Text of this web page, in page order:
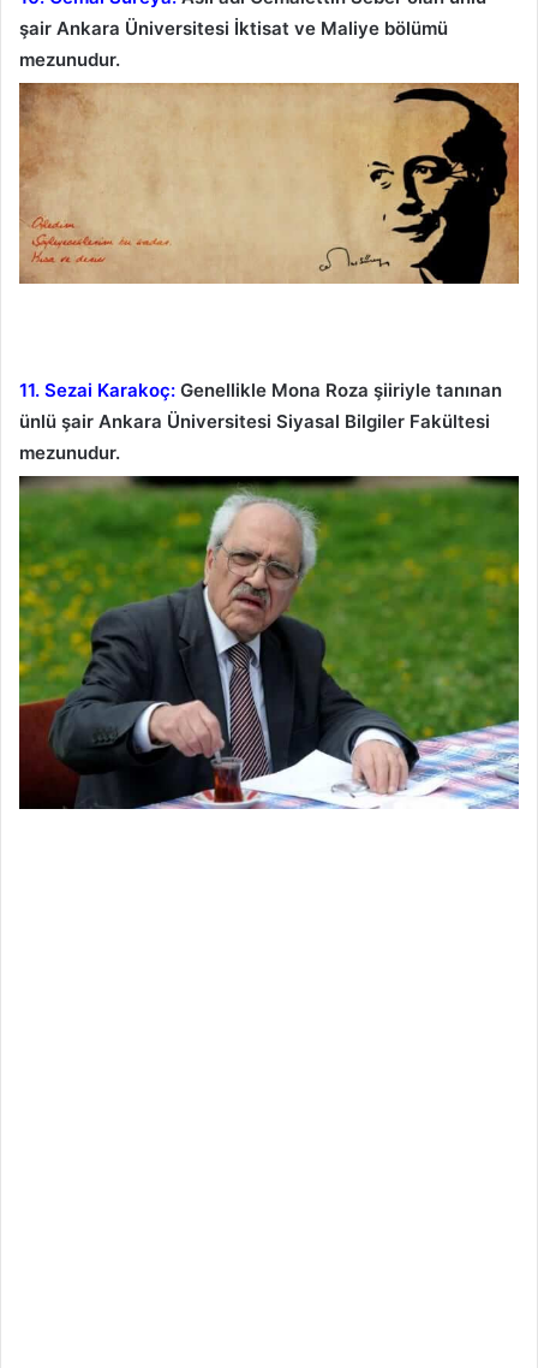
şair Ankara Üniversitesi İktisat ve Maliye bölümü
mezunudur.
11. Sezai Karakoç: Genellikle Mona Roza şiiriyle tanınan
ünlü şair Ankara Üniversitesi Siyasal Bilgiler Fakültesi
mezunudur.